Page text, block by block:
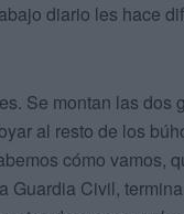
diario les hace
Se montan las
al resto de los
cómo vamos,
Guardia Civil,